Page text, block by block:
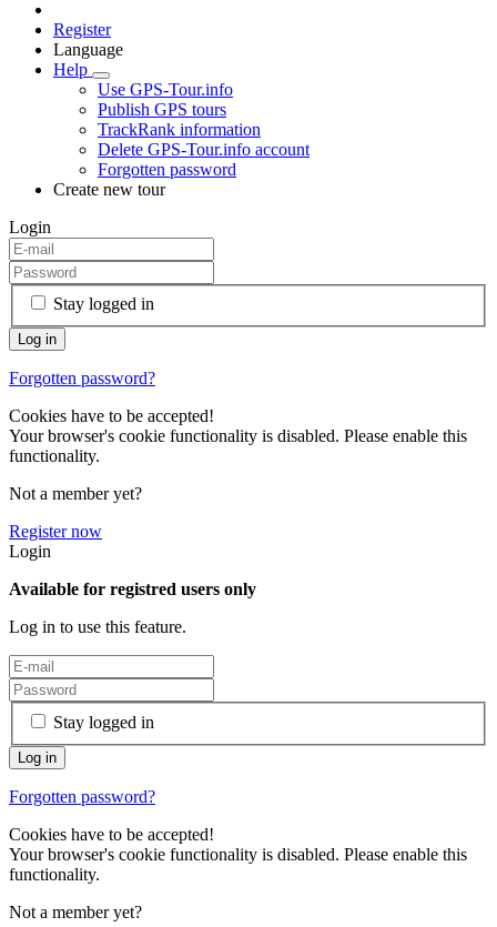
Register
Language
Help
Use GPS-Tour.info
Publish GPS tours
TrackRank information
Delete GPS-Tour.info account
Forgotten password
Create new tour
Login
Stay logged in
Forgotten password?
Cookies have to be accepted!
Your browser's cookie functionality is disabled. Please enable this
functionality.
Not a member yet?
Register now
Login
Available for registred users only
Log in to use this feature.
Stay logged in
Forgotten password?
Cookies have to be accepted!
Your browser's cookie functionality is disabled. Please enable this
functionality.
Not a member yet?